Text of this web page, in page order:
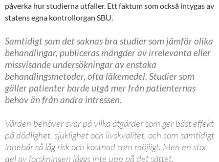
påverka hur studierna utfaller. Ett faktum som också intygas av
statens egna kontrollorgan SBU.
Samtidigt som det saknas bra studier som jämför olika
behandlingar, publiceras mängder av irrelevanta eller
missvisande undersökningar av enstaka
behandlingsmetoder, ofta läkemedel. Studier som
gäller patienter borde utgå mer från patienternas
behov än från andra intressen.
Vården behöver svar på vilka åtgärder som ger bäst effekt
på dödlighet, sjuklighet och livskvalitet, och som samtidigt
innebär så låg risk och kostnad som möjligt. Men en stor
del av forskningen läggs inte upp på det sättet.